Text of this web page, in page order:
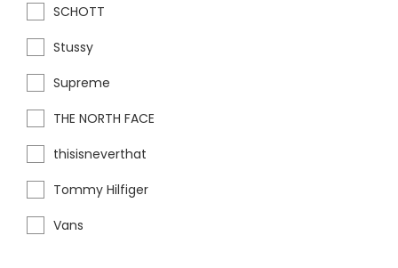
SCHOTT
Stussy
Supreme
THE NORTH FACE
thisisneverthat
Tommy Hilfiger
Vans